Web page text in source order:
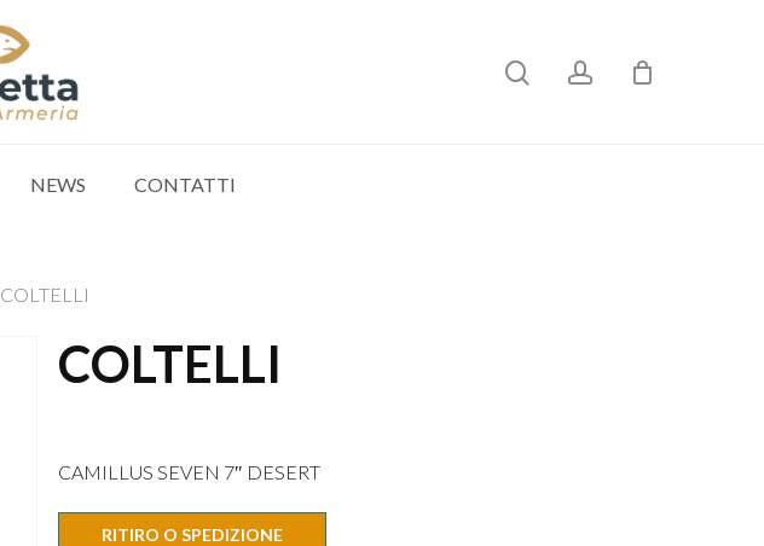
NEWS CONTATTI
COLTELLI
COLTELLI
CAMILLUS SEVEN 7″ DESERT
RITIRO O SPEDIZIONE